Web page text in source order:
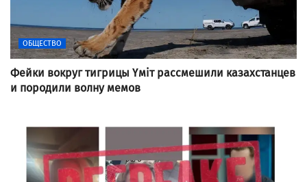
ОБЩЕСТВО
Фейки вокруг тигрицы Үміт рассмешили казахстанцев
и породили волну мемов